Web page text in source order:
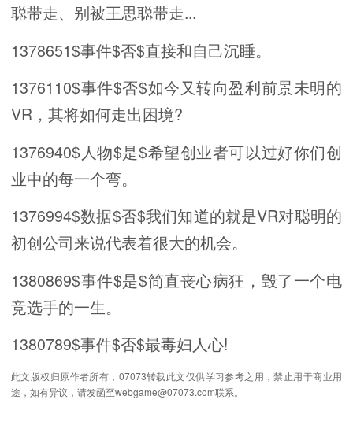
聪带走、别被王思聪带走...
1378651$事件$否$直接和自己沉睡。
1376110$事件$否$如今又转向盈利前景未明的
VR，其将如何走出困境?
1376940$人物$是$希望创业者可以过好你们创
业中的每一个弯。
1376994$数据$否$我们知道的就是VR对聪明的
初创公司来说代表着很大的机会。
1380869$事件$是$简直丧心病狂，毁了一个电
竞选手的一生。
1380789$事件$否$最毒妇人心!
此文版权归原作者所有，07073转载此文仅供学习参考之用，禁止用于商业用
途，如有异议，请发函至webgame@07073.com联系。